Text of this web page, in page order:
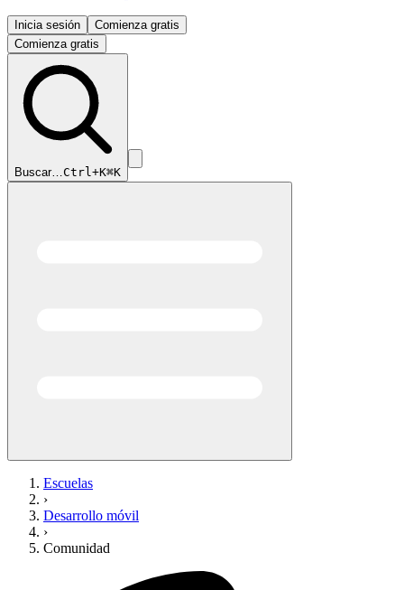
Inicia sesión
Comienza gratis
Comienza gratis
Buscar…Ctrl+K⌘K
Escuelas
›
Desarrollo móvil
›
Comunidad